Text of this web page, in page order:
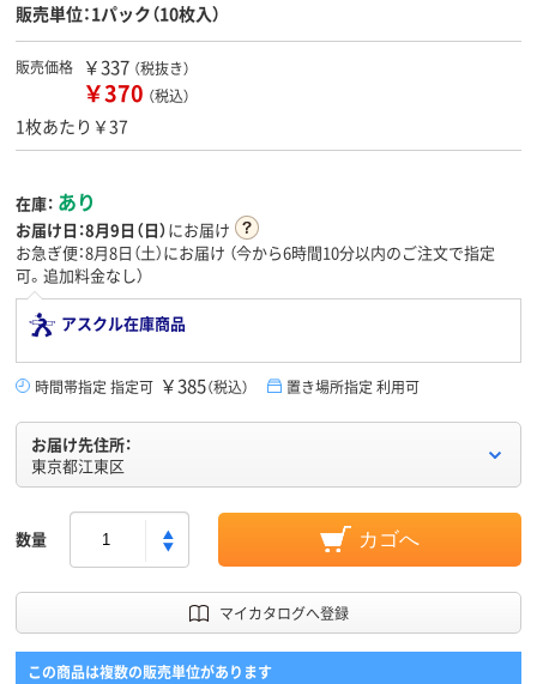
販売単位：1パック（10枚入）
販売価格 ￥337 （税抜き）
￥370 （税込）
1枚あたり￥37
在庫： あり
お届け日：8月9日（日）にお届け
お急ぎ便：8月8日（土）にお届け （今から6時間10分以内のご注文で指定
可。追加料金なし）
アスクル在庫商品
時間帯指定 指定可 ￥385（税込） 置き場所指定 利用可
お届け先住所：
東京都江東区
数量 カゴへ
マイカタログへ登録
この商品は複数の販売単位があります